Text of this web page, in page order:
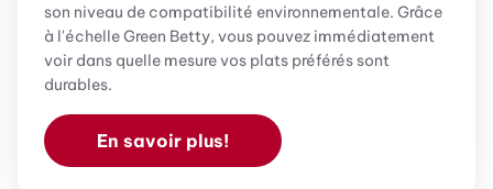
son niveau de compatibilité environnementale. Grâce
à l'échelle Green Betty, vous pouvez immédiatement
voir dans quelle mesure vos plats préférés sont
durables.
En savoir plus!